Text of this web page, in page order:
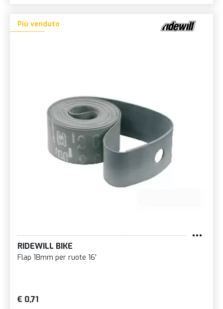
Più venduto
RIDEWILL BIKE
Flap 18mm per ruote 16'
€ 0,71